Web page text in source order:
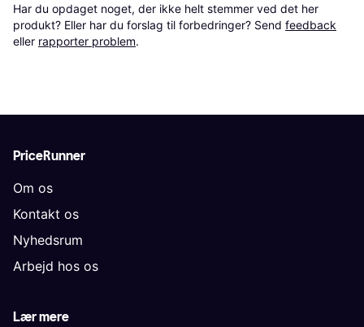
Har du opdaget noget, der ikke helt stemmer ved det her
produkt? Eller har du forslag til forbedringer? Send feedback
eller rapporter problem.
PriceRunner
Om os
Kontakt os
Nyhedsrum
Arbejd hos os
Lær mere